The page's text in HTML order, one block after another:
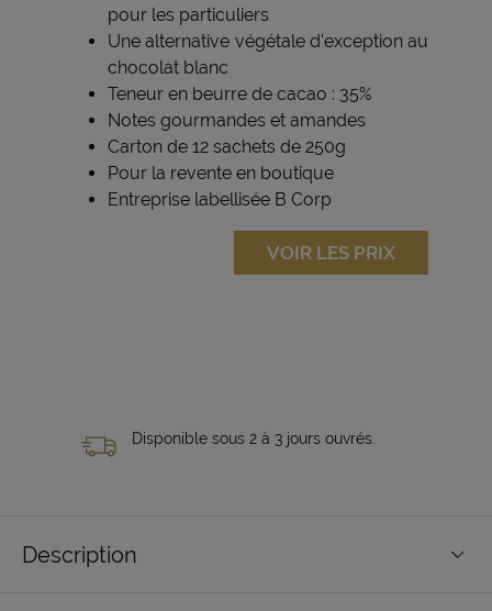
pour les particuliers
Une alternative végétale d'exception au
chocolat blanc
Teneur en beurre de cacao : 35%
Notes gourmandes et amandes
Carton de 12 sachets de 250g
Pour la revente en boutique
Entreprise labellisée B Corp
VOIR LES PRIX
Disponible sous 2 à 3 jours ouvrés.
Description